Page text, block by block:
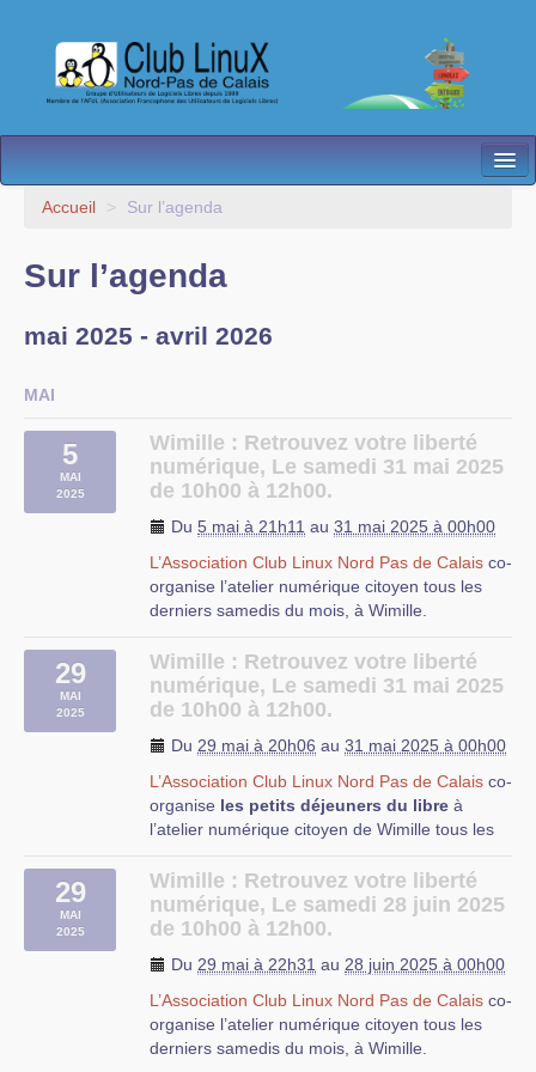
L’Association
Besoin d’Aide ?
Contact
Les antennes
Espace membres
Accueil > Sur l’agenda
Sur l’agenda
mai 2025 - avril 2026
MAI
5
MAI
2025
Wimille : Retrouvez votre liberté
numérique, Le samedi 31 mai 2025
de 10h00 à 12h00.
Du 5 mai à 21h11 au 31 mai 2025 à 00h00
L’Association Club Linux Nord Pas de Calais co-
organise l’atelier numérique citoyen tous les
derniers samedis du mois, à Wimille.
Les petits déjeuners du libre consistent à un
temps d’échange convivial autour du
numérique, de l’informatique, dit libre et
éthique.
d’installer le système d’exploitation libre Linux
et/ou les logiciels libres que vous utilisez sur
votre ordinateur.
Si votre ordinateur est récent et que vous vous
voulez vous donner les moyens de maîtriser les
informations qui y entrent et en sortent, ou si
votre ordinateur devient poussif ...
29
MAI
2025
Wimille : Retrouvez votre liberté
numérique, Le samedi 31 mai 2025
de 10h00 à 12h00.
Du 29 mai à 20h06 au 31 mai 2025 à 00h00
L’Association Club Linux Nord Pas de Calais co-
organise les petits déjeuners du libre à
l’atelier numérique citoyen de Wimille tous les
Les petits déjeuners du libreconsistent à un
29
MAI
2025
Wimille : Retrouvez votre liberté
numérique, Le samedi 28 juin 2025
de 10h00 à 12h00.
Du 29 mai à 22h31 au 28 juin 2025 à 00h00
L’Association Club Linux Nord Pas de Calais co-
organise l’atelier numérique citoyen tous les
derniers samedis du mois, à Wimille.